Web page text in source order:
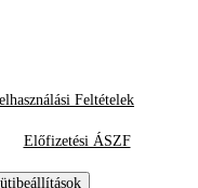
Feltételek
Előfizetési ÁSZF